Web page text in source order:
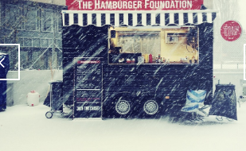
Attiva comando